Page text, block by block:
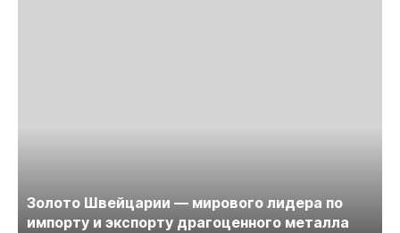
Золото Швейцарии — мирового лидера по
импорту и экспорту драгоценного металла